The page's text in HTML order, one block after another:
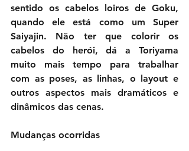
sentido os cabelos loiros de Goku,
quando ele está como um Super
Saiyajin. Não ter que colorir os
cabelos do herói, dá a Toriyama
muito mais tempo para trabalhar
com as poses, as linhas, o layout e
outros aspectos mais dramáticos e
dinâmicos das cenas.
Mudanças ocorridas